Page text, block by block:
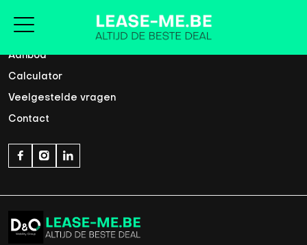
Home
Aanbod
Calculator
Veelgestelde vragen
Contact